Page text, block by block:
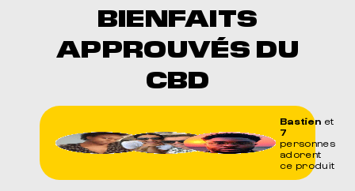
BIENFAITS
APPROUVÉS DU
CBD
Bastien et
7
personnes
adorent
ce produit